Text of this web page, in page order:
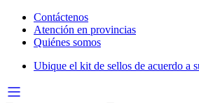
Contáctenos
Atención en provincias
Quiénes somos
Ubique el kit de sellos de acuerdo a